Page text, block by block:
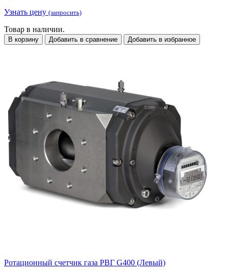
Узнать цену (запросить)
Товар в наличии.
В корзину Добавить в сравнение Добавить в избранное
Ротационный счетчик газа РВГ G400 (Левый)